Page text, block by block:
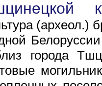
(археол.)
города